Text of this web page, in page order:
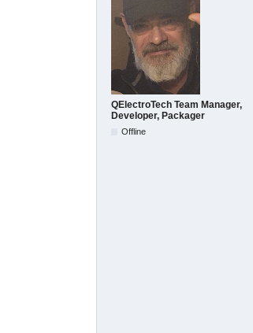
QElectroTech Team Manager,
Developer, Packager
Offline